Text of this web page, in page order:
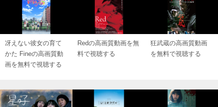
冴えない彼女の育て
かた Fineの高画質動
画を無料で視聴する
Redの高画質動画を無
料で視聴する
狂武蔵の高画質動画
を無料で視聴する